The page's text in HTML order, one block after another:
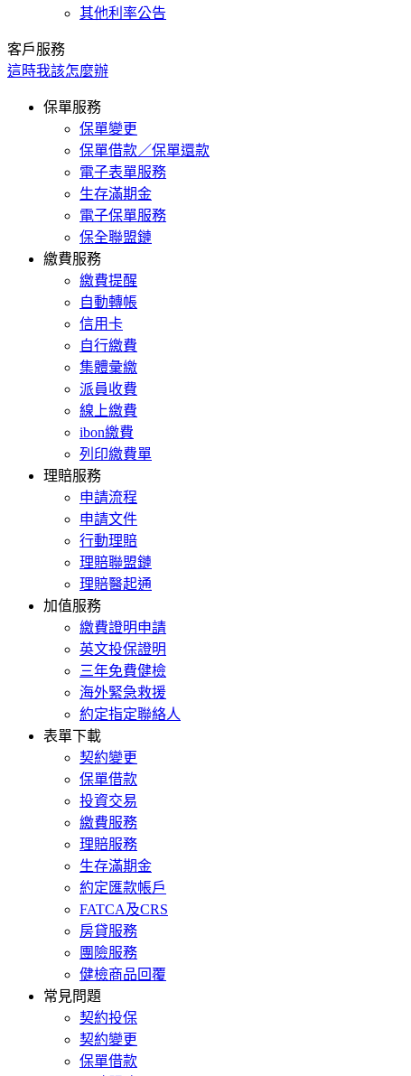
其他利率公告
客戶服務
這時我該怎麼辦
保單服務
保單變更
保單借款／保單還款
電子表單服務
生存滿期金
電子保單服務
保全聯盟鏈
繳費服務
繳費提醒
自動轉帳
信用卡
自行繳費
集體彙繳
派員收費
線上繳費
ibon繳費
列印繳費單
理賠服務
申請流程
申請文件
行動理賠
理賠聯盟鏈
理賠醫起通
加值服務
繳費證明申請
英文投保證明
三年免費健檢
海外緊急救援
約定指定聯絡人
表單下載
契約變更
保單借款
投資交易
繳費服務
理賠服務
生存滿期金
約定匯款帳戶
FATCA及CRS
房貸服務
團險服務
健檢商品回覆
常見問題
契約投保
契約變更
保單借款